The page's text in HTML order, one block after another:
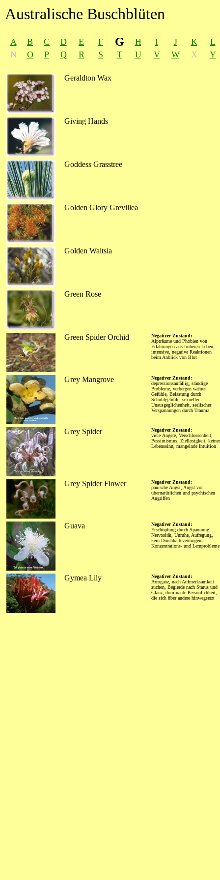
Australische Buschblüten
A B C D E F G H I J K
L
N
O P Q R S T U V W X Y
Geraldton Wax
Giving Hands
Goddess Grasstree
Golden Glory Grevillea
Golden Waitsia
Green Rose
Green Spider Orchid
Negativer Zustand:
Alpträume und Phobien von
Erfahrungen aus früheren Leben,
intensive, negative Reaktionen
beim Anblick von Blut
Grey Mangrove
Negativer Zustand:
depressionsanfällig, ständige
Probleme, verbergen wahrer
Gefühle, Belastung durch
Schuldgefühle, sexueller
Unausgeglichenheit, seelischer
Verspannungen durch Trauma
Grey Spider
Negativer Zustand:
viele Ängste, Verschlossenheit,
Pessimismus, Ziellosigkeit,
Lebenssinn, mangelnde Intuition
Grey Spider Flower
Negativer Zustand:
panische Angst, Angst vor
übernatürlichen und psychischen
Angriffen
Guava
Negativer Zustand:
Erschöpfung durch Spannung,
Nervosität, Unruhe, Aufregung,
kein Durchhaltevermögen,
Konzentrations- und Lernprobleme
Gymea Lily
Negativer Zustand:
Arroganz, nach Aufmerksamkeit
suchen, Begierde nach Status und
Glanz, dominante Persönlichkeit,
die sich über andere hinwegsetzt